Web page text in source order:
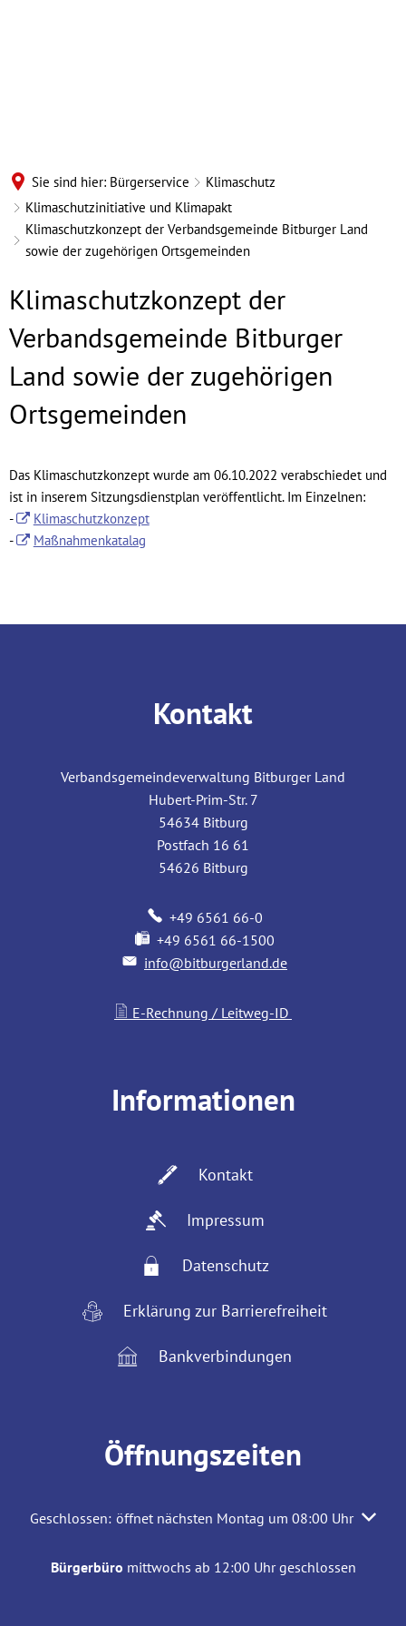
Sie sind hier: Bürgerservice
Klimaschutz
Klimaschutzinitiative und Klimapakt
Klimaschutzkonzept der Verbandsgemeinde Bitburger Land
sowie der zugehörigen Ortsgemeinden
Klimaschutzkonzept
der
Verbandsgemeinde
Bitburger
sowie
der
Klimaschutzkonzept der
Verbandsgemeinde Bitburger
Land sowie der zugehörigen
Ortsgemeinden
Das Klimaschutzkonzept wurde am 06.10.2022 verabschiedet und
ist in inserem Sitzungsdienstplan veröffentlicht. Im Einzelnen:
-
Klimaschutzkonzept
-
Maßnahmenkatalag
Kontakt
Verbandsgemeindeverwaltung Bitburger Land
Hubert-Prim-Str. 7
54634 Bitburg
Postfach 16 61
54626 Bitburg
+49 6561 66-0
+49 6561 66-1500
info@bitburgerland.de
E-Rechnung / Leitweg-ID
Informationen
Kontakt
Impressum
Datenschutz
Erklärung zur Barrierefreiheit
Bankverbindungen
Öffnungszeiten
Klicken, um weitere Öffnungs- oder Schließzeiten
Geschlossen: öffnet nächsten Montag um 08:00 Uhr
Bürgerbüro mittwochs ab 12:00 Uhr geschlossen